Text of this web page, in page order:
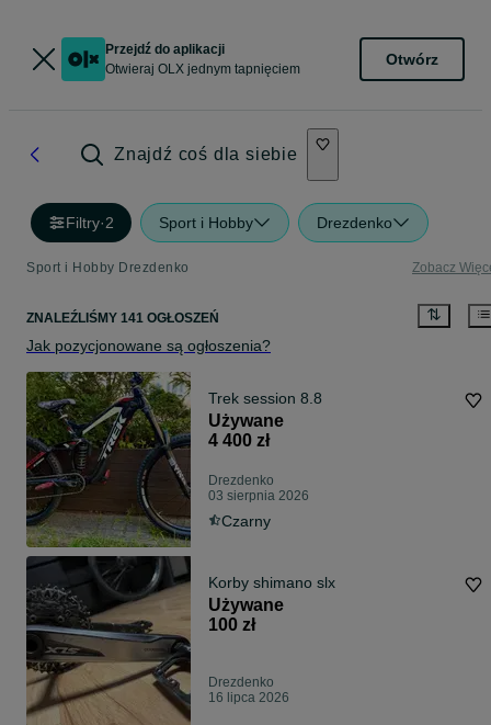
Przejdź do aplikacji
Otwieraj OLX jednym tapnięciem
Otwórz
Znajdź coś dla siebie
Filtry·2 Sport i Hobby Drezdenko
Sport i Hobby Drezdenko Zobacz
ZNALEŹLIŚMY 141 OGŁOSZEŃ
Jak pozycjonowane są ogłoszenia?
Trek session 8.8
Używane
4 400 zł
Drezdenko
03 sierpnia 2026
Czarny
Korby shimano slx
Używane
100 zł
Drezdenko
16 lipca 2026